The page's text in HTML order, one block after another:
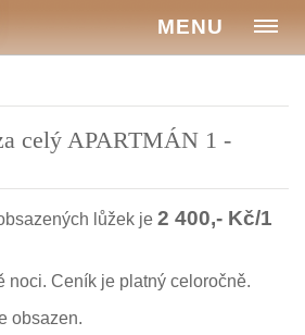
MENU
celý APARTMÁN 1 -
lůžek je 2 400,- Kč/1
noci. Ceník je platný celoročně.
obsazen.